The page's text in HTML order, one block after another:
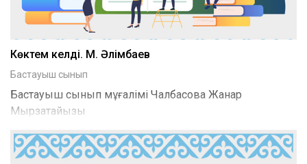
Көктем келді. М. Әлімбаев
Бастауыш сынып
Бастауыш сынып мұғалімі Чалбасова Жанар
Мырзатайқызы